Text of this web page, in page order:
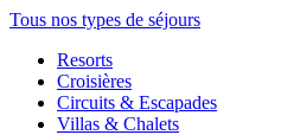
Tous nos types de séjours
Resorts
Croisières
Circuits & Escapades
Villas & Chalets